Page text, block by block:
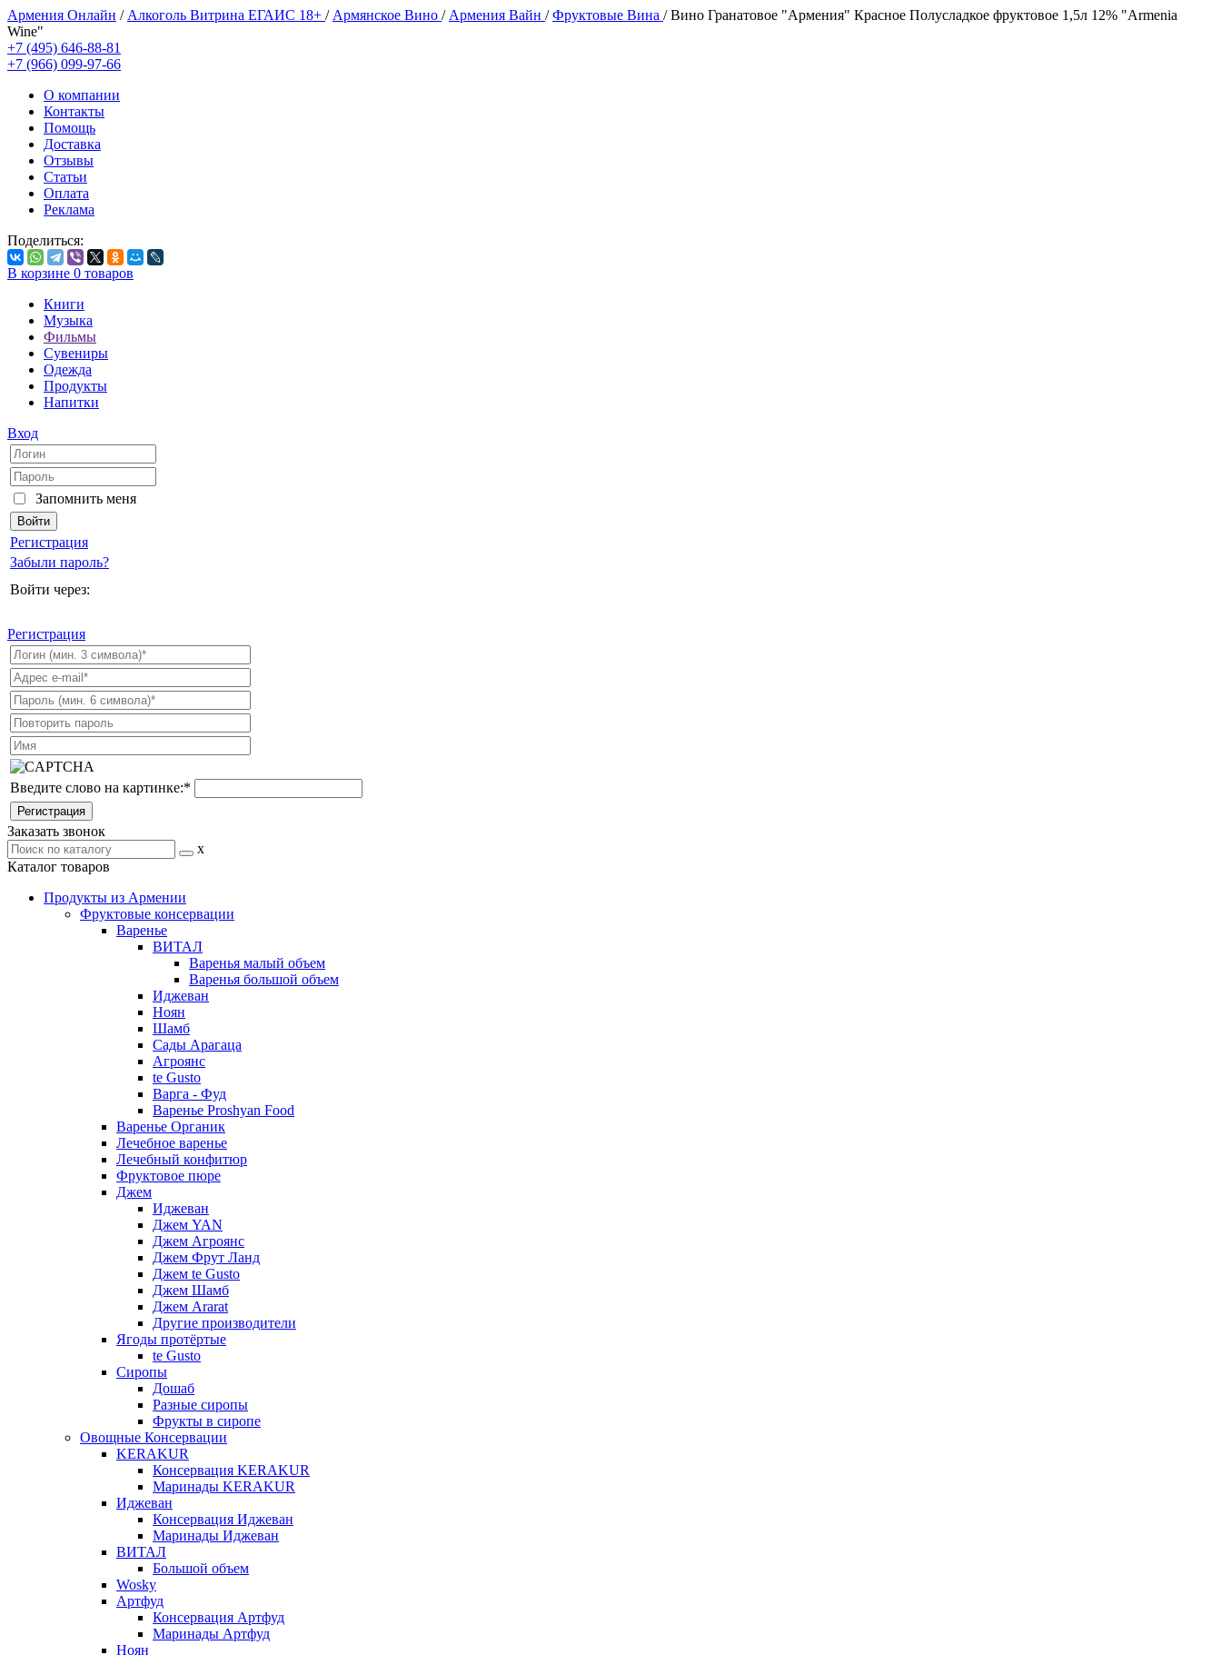
Армения Онлайн / Алкоголь Витрина ЕГАИС 18+ / Армянское Вино / Армения Вайн /Фруктовые Вина /Вино Гранатовое "Армения" Красное Полусладкое фруктовое 1,5л 12% "Armenia
Wine"
+7 (495) 646-88-81
+7 (966) 099-97-66
О компании
Контакты
Помощь
Доставка
Отзывы
Статьи
Оплата
Реклама
Поделиться:
В корзине 0 товаров
Книги
Музыка
Фильмы
Сувениры
Одежда
Продукты
Напитки
Вход
Запомнить меня
Регистрация
Забыли пароль?
Войти через:
Регистрация
Введите слово на картинке:*
Заказать звонок
x
Каталог товаров
Продукты из Армении
Фруктовые консервации
Варенье
ВИТАЛ
Варенья малый объем
Варенья большой объем
Иджеван
Ноян
Шамб
Сады Арагаца
Агроянс
te Gusto
Варга - Фуд
Варенье Proshyan Food
Варенье Органик
Лечебное варенье
Лечебный конфитюр
Фруктовое пюре
Джем
Иджеван
Джем YAN
Джем Агроянс
Джем Фрут Ланд
Джем te Gusto
Джем Шамб
Джем Ararat
Другие производители
Ягоды протёртые
te Gusto
Сиропы
Дошаб
Разные сиропы
Фрукты в сиропе
Овощные Консервации
KERAKUR
Консервация KERAKUR
Маринады KERAKUR
Иджеван
Консервация Иджеван
Маринады Иджеван
ВИТАЛ
Большой объем
Wosky
Артфуд
Консервация Артфуд
Маринады Артфуд
Ноян